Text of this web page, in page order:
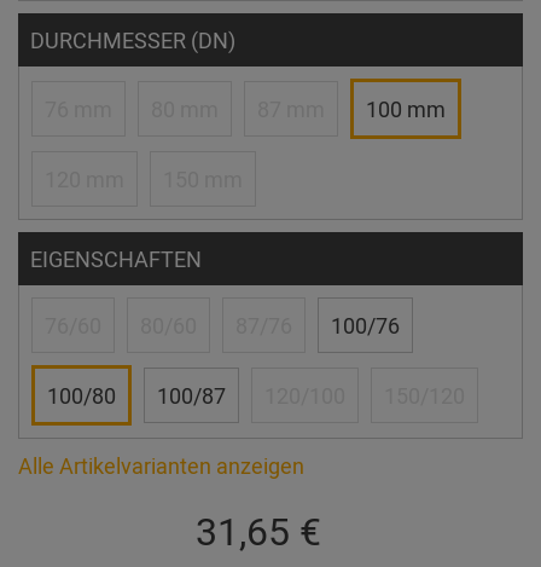
DURCHMESSER (DN)
100 mm
EIGENSCHAFTEN
100/76
100/80 100/87
Alle Artikelvarianten anzeigen
31,65 €